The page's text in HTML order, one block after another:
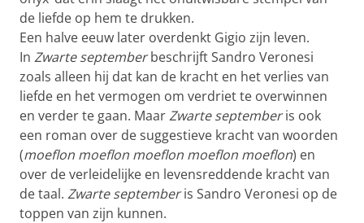
de liefde op hem te drukken.
Een halve eeuw later overdenkt Gigio zijn leven.
In Zwarte septemberbeschrijft Sandro Veronesi
zoals alleen hij dat kan de kracht en het verlies van
liefde en het vermogen om verdriet te overwinnen
en verder te gaan. MaarZwarte septemberis ook
een roman over de suggestieve kracht van woorden
(moeflon moeflon moeflon moeflon moeflon) en
over de verleidelijke en levensreddende kracht van
de taal. Zwarte septemberis Sandro Veronesi op de
toppen van zijn kunnen.